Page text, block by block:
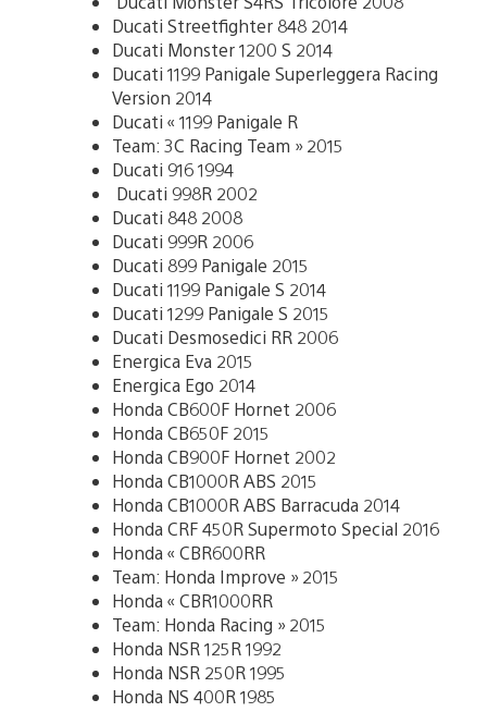
Ducati Streetfighter 848 2014
Ducati Monster 1200 S 2014
Ducati 1199 Panigale Superleggera Racing
Version 2014
Ducati « 1199 Panigale R
Team: 3C Racing Team » 2015
Ducati 916 1994
Ducati 998R 2002
Ducati 848 2008
Ducati 999R 2006
Ducati 899 Panigale 2015
Ducati 1199 Panigale S 2014
Ducati 1299 Panigale S 2015
Ducati Desmosedici RR 2006
Energica Eva 2015
Energica Ego 2014
Honda CB600F Hornet 2006
Honda CB650F 2015
Honda CB900F Hornet 2002
Honda CB1000R ABS 2015
Honda CB1000R ABS Barracuda 2014
Honda CRF 450R Supermoto Special 2016
Honda « CBR600RR
Team: Honda Improve » 2015
Honda « CBR1000RR
Team: Honda Racing » 2015
Honda NSR 125R 1992
Honda NSR 250R 1995
Honda NS 400R 1985